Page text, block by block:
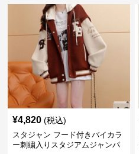
¥4,820 (税込)
スタジャン フード付きバイカラ
ー刺繍入りスタジアムジャンパ